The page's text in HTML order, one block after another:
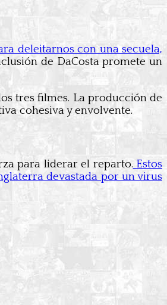
deleitarnos con una secuela,
de DaCosta promete un
tres filmes. La producción de
cohesiva y envolvente.
para liderar el reparto. Estos
devastada por un virus